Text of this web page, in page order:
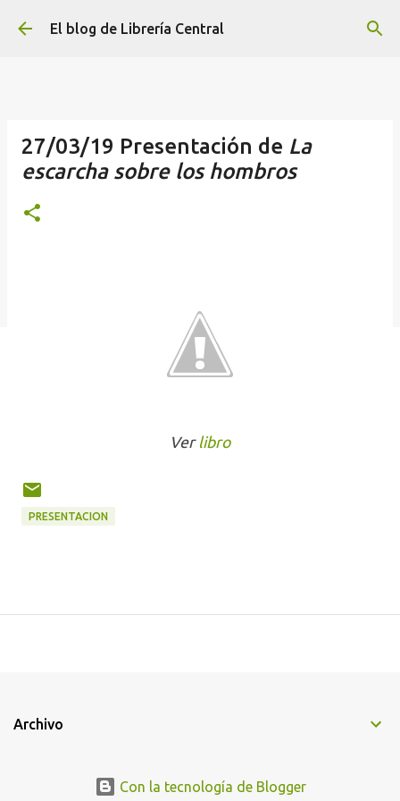
Ir al contenido principal
El blog de Librería Central
27/03/19 Presentación de La
escarcha sobre los hombros
Verlibro
PRESENTACION
Archivo
Con la tecnología de Blogger